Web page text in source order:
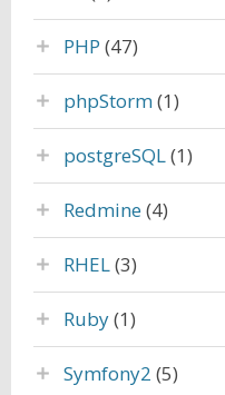
PHP (47)
phpStorm(1)
postgreSQL(1)
Redmine(4)
RHEL(3)
Ruby(1)
Symfony2 (5)